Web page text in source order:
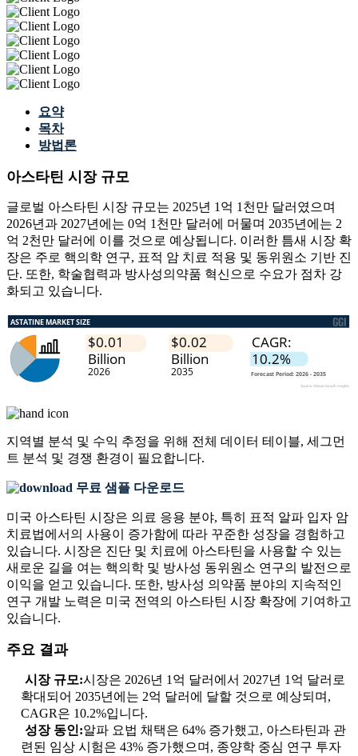
요약
목차
방법론
아스타틴 시장 규모
글로벌 아스타틴 시장 규모는 2025년 1억 1천만 달러였으며
2026년과 2027년에는 0억 1천만 달러에 머물며 2035년에는 2
억 2천만 달러에 이를 것으로 예상됩니다. 이러한 틈새 시장 확
장은 주로 핵의학 연구, 표적 암 치료 적용 및 동위원소 기반 진
단. 또한, 학술협력과 방사성의약품 혁신으로 수요가 점차 강
화되고 있습니다.
지역별 분석 및 수익 추정을 위해 전체 데이터 테이블, 세그먼
트 분석 및 경쟁 환경이 필요합니다.
무료 샘플 다운로드
미국 아스타틴 시장은 의료 응용 분야, 특히 표적 알파 입자 암
치료법에서의 사용이 증가함에 따라 꾸준한 성장을 경험하고
있습니다. 시장은 진단 및 치료에 아스타틴을 사용할 수 있는
새로운 길을 여는 핵의학 및 방사성 동위원소 연구의 발전으로
이익을 얻고 있습니다. 또한, 방사성 의약품 분야의 지속적인
연구 개발 노력은 미국 전역의 아스타틴 시장 확장에 기여하고
있습니다.
주요 결과
시장 규모:시장은 2026년 1억 달러에서 2027년 1억 달러로
확대되어 2035년에는 2억 달러에 달할 것으로 예상되며,
CAGR은 10.2%입니다.
성장 동인:알파 요법 채택은 64% 증가했고, 아스타틴과 관
련된 임상 시험은 43% 증가했으며, 종양학 중심 연구 투자